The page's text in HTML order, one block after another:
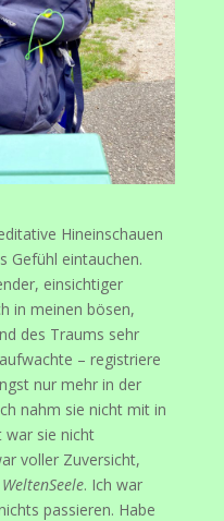
Hineinschauen
Gefühl eintauchen.
einsichtiger
in meinen bösen,
des Traums sehr
– registriere
nur mehr in der
nahm sie nicht mit in
war sie nicht
voller Zuversicht,
WeltenSeele. Ich war
passieren. Habe